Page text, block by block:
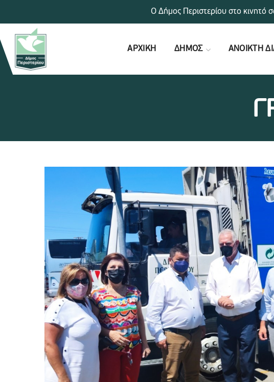
ΑΡΧΙΚΗ ΔΗΜΟΣ ΑΝΟΙΚΤΗ
Ο Δήμος Περιστερίου στο κινητό